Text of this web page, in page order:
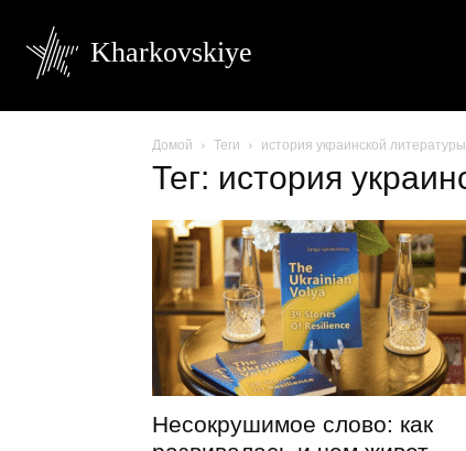
Kharkovskiye
Домой Теги история украинской литературы
Тег: история
Несокрушимое слово: как